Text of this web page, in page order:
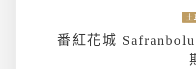
土
番紅花城